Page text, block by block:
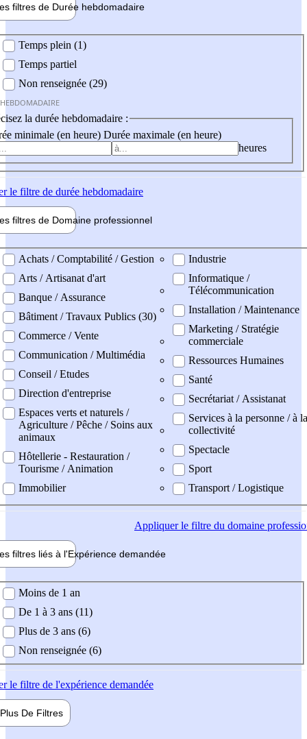
filtres de Durée hebdomadaire
Temps plein (1)
Temps partiel
Non renseignée (29)
la durée hebdomadaire :
minimale (en heure) Durée maximale (en heure)
heures
le filtre de durée hebdomadaire
filtres de Domaine professionnel
professionel
Achats / Comptabilité / Gestion
Arts / Artisanat d'art
Banque / Assurance
Bâtiment / Travaux Publics (30)
Commerce / Vente
Communication / Multimédia
Conseil / Etudes
Direction d'entreprise
Espaces verts et naturels /
Agriculture / Pêche / Soins aux
animaux
Hôtellerie - Restauration /
Tourisme / Animation
Immobilier
Industrie
Informatique /
Télécommunication
Installation / Maintenance
Marketing / Stratégie
commerciale
Ressources Humaines
Santé
Secrétariat / Assistanat
Services à la personne / à la
collectivité
Spectacle
Sport
Transport / Logistique
Appliquerle filtre du domaine
filtres liés à l'Expérience demandée
demandée
Moins de 1 an
De 1 à 3 ans (11)
Plus de 3 ans (6)
Non renseignée (6)
le filtre de l'expérience demandée
Plus De Filtres